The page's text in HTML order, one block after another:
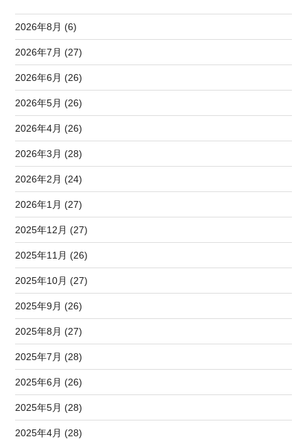
2026年8月 (6)
2026年7月 (27)
2026年6月 (26)
2026年5月 (26)
2026年4月 (26)
2026年3月 (28)
2026年2月 (24)
2026年1月 (27)
2025年12月 (27)
2025年11月 (26)
2025年10月 (27)
2025年9月 (26)
2025年8月 (27)
2025年7月 (28)
2025年6月 (26)
2025年5月 (28)
2025年4月 (28)